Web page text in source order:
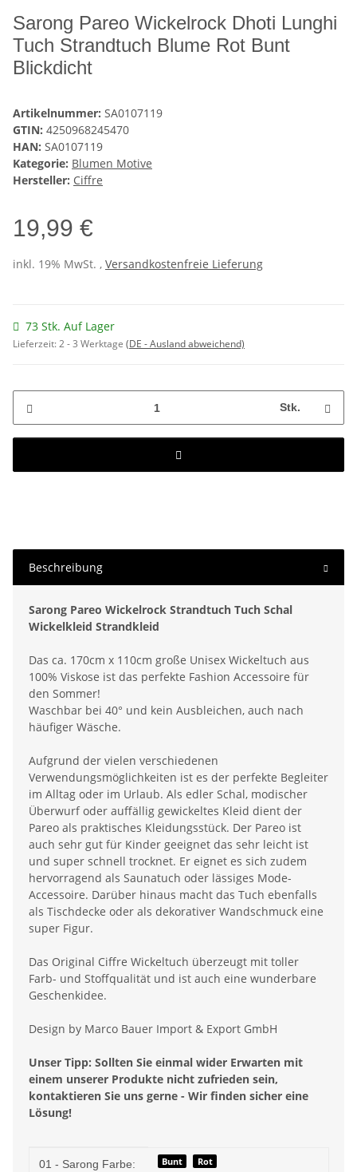
Sarong Pareo Wickelrock Dhoti Lunghi
Tuch Strandtuch Blume Rot Bunt
Blickdicht
Artikelnummer: SA0107119
GTIN: 4250968245470
HAN: SA0107119
Kategorie: Blumen Motive
Hersteller: Ciffre
19,99 €
inkl. 19% MwSt. , Versandkostenfreie Lieferung
73 Stk. Auf Lager
Lieferzeit:2 - 3 Werktage (DE - Ausland abweichend)
Stk.
Beschreibung
Sarong Pareo Wickelrock Strandtuch Tuch Schal
Wickelkleid Strandkleid
Das ca. 170cm x 110cm große Unisex Wickeltuch aus
100% Viskose ist das perfekte Fashion Accessoire für
den Sommer!
Waschbar bei 40° und kein Ausbleichen, auch nach
häufiger Wäsche.
Aufgrund der vielen verschiedenen
Verwendungsmöglichkeiten ist es der perfekte Begleiter
im Alltag oder im Urlaub. Als edler Schal, modischer
Überwurf oder auffällig gewickeltes Kleid dient der
Pareo als praktisches Kleidungsstück. Der Pareo ist
auch sehr gut für Kinder geeignet das sehr leicht ist
und super schnell trocknet. Er eignet es sich zudem
hervorragend als Saunatuch oder lässiges Mode-
Accessoire. Darüber hinaus macht das Tuch ebenfalls
als Tischdecke oder als dekorativer Wandschmuck eine
super Figur.
Das Original Ciffre Wickeltuch überzeugt mit toller
Farb- und Stoffqualität und ist auch eine wunderbare
Geschenkidee.
Design by Marco Bauer Import & Export GmbH
Unser Tipp: Sollten Sie einmal wider Erwarten mit
einem unserer Produkte nicht zufrieden sein,
kontaktieren Sie uns gerne - Wir finden sicher eine
Lösung!
Produkteigenschaft
Wert
01 - Sarong Farbe: Bunt Rot